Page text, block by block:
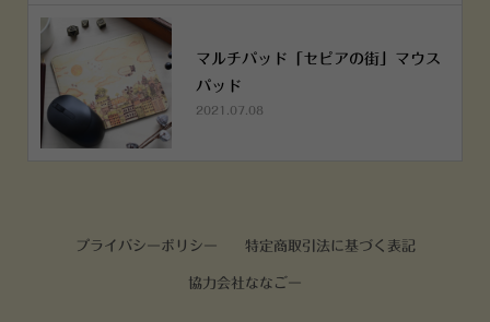
マルチパッド「セピアの街」マウス
パッド
2021.07.08
プライバシーポリシー 特定商取引法に基づく表記
協力会社ななごー